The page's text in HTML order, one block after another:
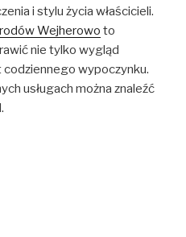
i stylu życia właścicieli.
Wejherowo to
nie tylko wygląd
wypoczynku.
usługach można znaleźć